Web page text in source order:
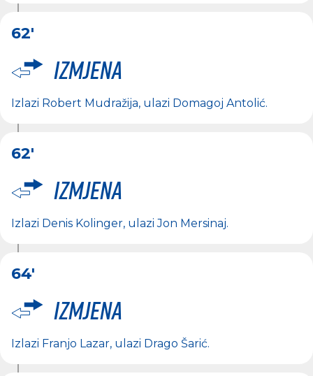
62'
Izmjena
Izlazi Robert Mudražija, ulazi Domagoj Antolić.
62'
Izmjena
Izlazi Denis Kolinger, ulaziJon Mersinaj.
64'
Izmjena
Izlazi Franjo Lazar, ulazi Drago Šarić.